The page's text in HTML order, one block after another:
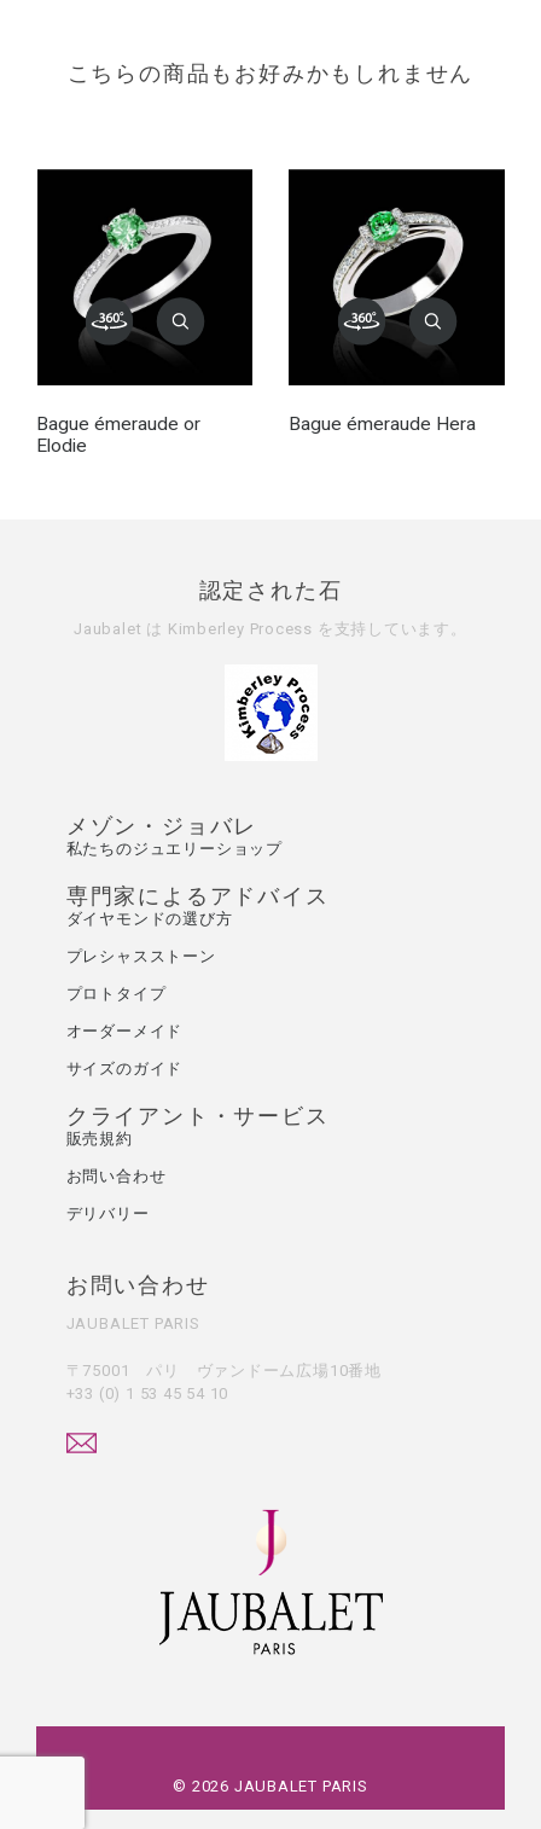
こちらの商品もお好みかもしれません
Bague émeraude or
Elodie
Bague émeraude Hera
認定された石
Jaubalet は Kimberley Process を支持しています。
メゾン・ジョバレ
私たちのジュエリーショップ
専門家によるアドバイス
ダイヤモンドの選び方
プレシャスストーン
プロトタイプ
オーダーメイド
サイズのガイド
クライアント・サービス
販売規約
お問い合わせ
デリバリー
お問い合わせ
JAUBALET PARIS
〒75001 パリ ヴァンドーム広場10番地
+33 (0) 1 53 45 54 10
© 2026 JAUBALET PARIS